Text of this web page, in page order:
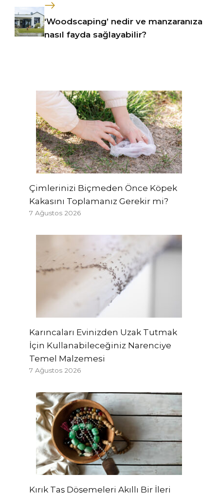
‘Woodscaping’ nedir ve manzaranıza
nasıl fayda sağlayabilir?
Çimlerinizi Biçmeden Önce Köpek
Kakasını Toplamanız Gerekir mi?
7 Ağustos 2026
Karıncaları Evinizden Uzak Tutmak
İçin Kullanabileceğiniz Narenciye
Temel Malzemesi
7 Ağustos 2026
Kırık Taş Döşemeleri Akıllı Bir İleri